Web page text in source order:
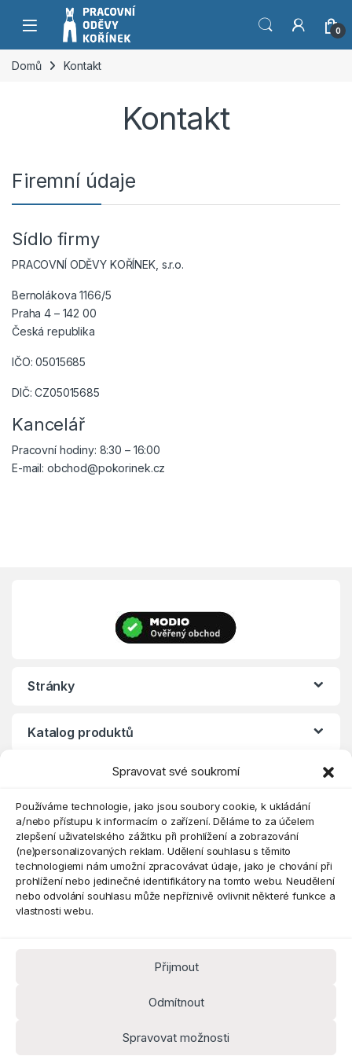
Spravovat své soukromí
Používáme technologie, jako jsou soubory cookie, k ukládání
a/nebo přístupu k informacím o zařízení. Děláme to za účelem
zlepšení uživatelského zážitku při prohlížení a zobrazování
(ne)personalizovaných reklam. Udělení souhlasu s těmito
technologiemi nám umožní zpracovávat údaje, jako je chování při
prohlížení nebo jedinečné identifikátory na tomto webu. Neudělení
nebo odvolání souhlasu může nepříznivě ovlivnit některé funkce a
vlastnosti webu.
Přijmout
Odmítnout
Spravovat možnosti
Přeskočit na navigaci
Přeskočit na obsah
0
Domů Kontakt
Kontakt
Firemní údaje
Sídlo firmy
PRACOVNÍ ODĚVY KOŘÍNEK, s.r.o.
Bernolákova 1166/5
Praha 4 – 142 00
Česká republika
IČO: 05015685
DIČ: CZ05015685
Kancelář
Pracovní hodiny: 8:30 – 16:00
E-mail: obchod@pokorinek.cz
Stránky
Katalog produktů
Máte dotaz? Kontaktujte nás
k.cz
Kancelář 8:30 - 16:00